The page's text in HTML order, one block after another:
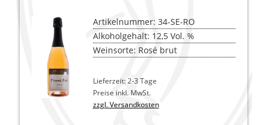
Artikelnummer: 34-SE-RO
Alkoholgehalt: 12,5 Vol. %
Weinsorte: Rosé brut
Lieferzeit: 2-3 Tage
Preise inkl. MwSt.
zzgl. Versandkosten